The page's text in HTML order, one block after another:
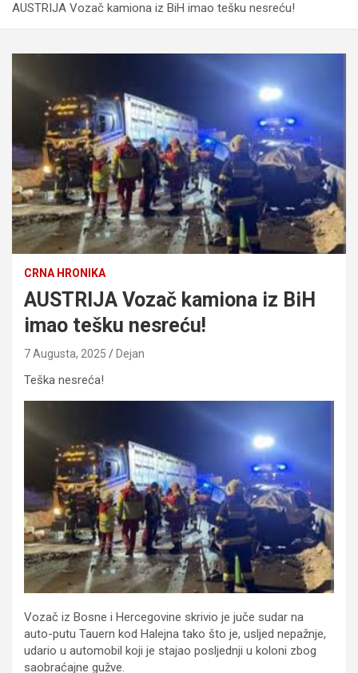
AUSTRIJA Vozač kamiona iz BiH imao tešku nesreću!
CRNA HRONIKA
AUSTRIJA Vozač kamiona iz BiH
imao tešku nesreću!
7 Augusta, 2025 Dejan
Teška nesreća!
Vozač iz Bosne i Hercegovine skrivio je juče sudar na
auto-putu Tauern kod Halejna tako što je, usljed nepažnje,
udario u automobil koji je stajao posljednji u koloni zbog
saobraćajne gužve.